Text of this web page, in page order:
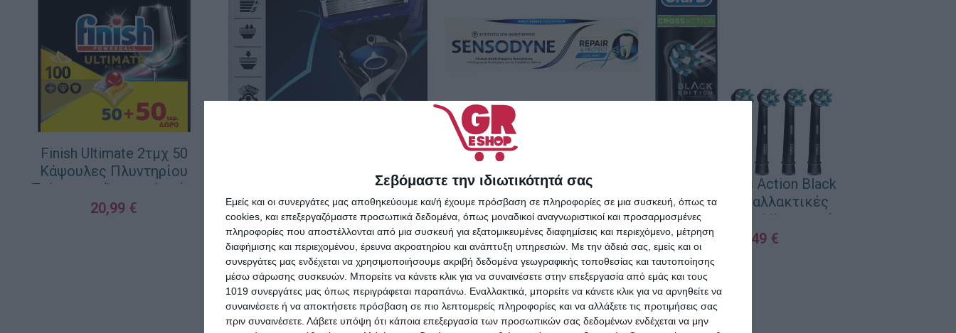
Σεβόμαστε την ιδιωτικότητά σας
Εμείς και οι συνεργάτες μας αποθηκεύουμε και/ή έχουμε πρόσβαση σε πληροφορίες σε μια συσκευή, όπως τα
cookies, και επεξεργαζόμαστε προσωπικά δεδομένα, όπως μοναδικοί αναγνωριστικοί και προσαρμοσμένες
πληροφορίες που αποστέλλονται από μια συσκευή για εξατομικευμένες διαφημίσεις και περιεχόμενο, μέτρηση
διαφήμισης και περιεχομένου, έρευνα ακροατηρίου και ανάπτυξη υπηρεσιών. Με την άδειά σας, εμείς και οι
συνεργάτες μας ενδέχεται να χρησιμοποιήσουμε ακριβή δεδομένα γεωγραφικής τοποθεσίας και ταυτοποίησης
μέσω σάρωσης συσκευών. Μπορείτε να κάνετε κλικ για να συναινέσετε στην επεξεργασία από εμάς και τους
1019 συνεργάτες μας όπως περιγράφεται παραπάνω. Εναλλακτικά, μπορείτε να κάνετε κλικ για να αρνηθείτε να
συναινέσετε ή να αποκτήσετε πρόσβαση σε πιο λεπτομερείς πληροφορίες και να αλλάξετε τις προτιμήσεις σας
πριν συναινέσετε. Λάβετε υπόψη ότι κάποια επεξεργασία των προσωπικών σας δεδομένων ενδέχεται να μην
Finish Ultimate 2τμχ 50
Κάψουλες Πλυντηρίου
Πιάτων με Άρωμα Λεμόνι
20,99 €
Sensodyne Repair & Protect
Οδοντόκρεμα για Ευαίσθητα
Δόντια Mint 75ml
3,45€
ΠΡΟΣΘΉΚΗ ΣΤΟ ΚΑΛΆΘΙ
Oral-B Cross Action Black
Edition Ανταλλακτικές
Κεφαλές για Ηλεκτρική
Οδοντόβουρτσα 4τμχ
13,49 €
ΠΡΟΣΘΉΚΗ ΣΤΟ ΚΑΛΆΘΙ